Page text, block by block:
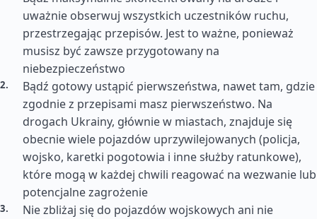
uważnie obserwuj wszystkich uczestników ruchu,
przestrzegając przepisów. Jest to ważne, ponieważ
musisz być zawsze przygotowany na
niebezpieczeństwo
Bądź gotowy ustąpić pierwszeństwa, nawet tam, gdzie
zgodnie z przepisami masz pierwszeństwo. Na
drogach Ukrainy, głównie w miastach, znajduje się
obecnie wiele pojazdów uprzywilejowanych (policja,
wojsko, karetki pogotowia i inne służby ratunkowe),
które mogą w każdej chwili reagować na wezwanie lub
potencjalne zagrożenie
Nie zbliżaj się do pojazdów wojskowych ani nie